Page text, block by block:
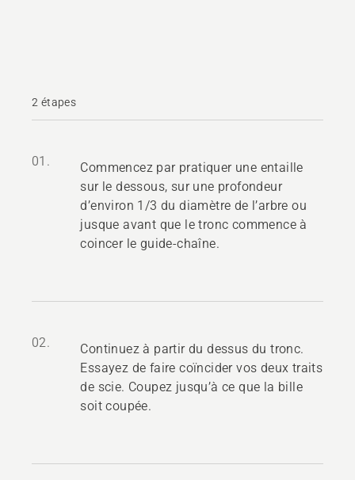
2 étapes
01.
Commencez par pratiquer une entaille
sur le dessous, sur une profondeur
d’environ 1/3 du diamètre de l’arbre ou
jusque avant que le tronc commence à
coincer le guide-chaîne.
02.
Continuez à partir du dessus du tronc.
Essayez de faire coïncider vos deux traits
de scie. Coupez jusqu’à ce que la bille
soit coupée.